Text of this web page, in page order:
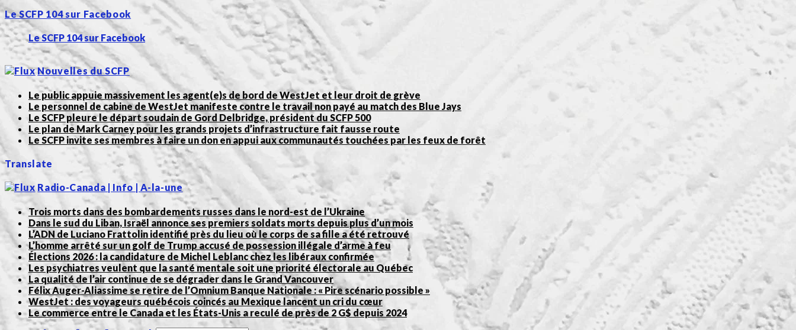
Le SCFP 104 sur Facebook
Le SCFP 104 sur Facebook
Nouvelles du SCFP
Le public appuie massivement les agent(e)s de bord de WestJet et leur droit de grève
Le personnel de cabine de WestJet manifeste contre le travail non payé au match des Blue Jays
Le SCFP pleure le départ soudain de Gord Delbridge, président du SCFP 500
Le plan de Mark Carney pour les grands projets d’infrastructure fait fausse route
Le SCFP invite ses membres à faire un don en appui aux communautés touchées par les feux de forêt
Translate
Radio-Canada | Info | A-la-une
Trois morts dans des bombardements russes dans le nord-est de l’Ukraine
Dans le sud du Liban, Israël annonce ses premiers soldats morts depuis plus d’un mois
L’ADN de Luciano Frattolin identifié près du lieu où le corps de sa fille a été retrouvé
L’homme arrêté sur un golf de Trump accusé de possession illégale d’arme à feu
Élections 2026 : la candidature de Michel Leblanc chez les libéraux confirmée
Les psychiatres veulent que la santé mentale soit une priorité électorale au Québec
La qualité de l’air continue de se dégrader dans le Grand Vancouver
Félix Auger-Aliassime se retire de l’Omnium Banque Nationale : « Pire scénario possible »
WestJet : des voyageurs québécois coincés au Mexique lancent un cri du cœur
Le commerce entre le Canada et les États-Unis a reculé de près de 2 G$ depuis 2024